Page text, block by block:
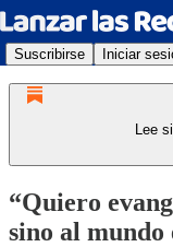
Suscribirse Iniciar
Lee
“Quiero
sino al mundo